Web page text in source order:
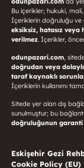
Bu içerikler; hukuki,
İçeriklerin doğruluğu ve
eksiksiz, hatasız
verilmez. İçerikler,
odunpazari.com,
doğrudan veya
taraf kaynaklı
İçeriklerin kullanımı
Sitede yer alan dış
sunulmuştur; bu
doğruluğunun garanti
Eskişehir Gezi
Cookie Policy (EU)